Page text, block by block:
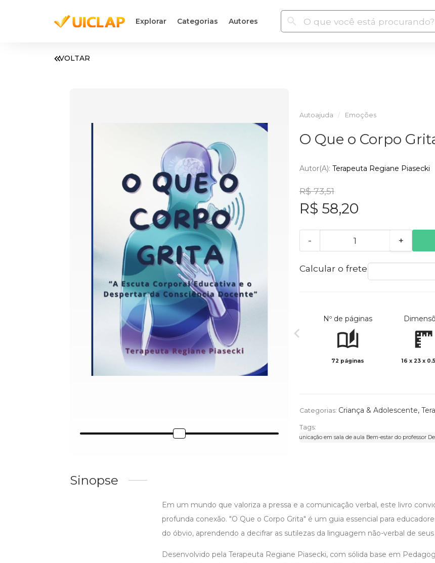
Explorar Categorias Autores
VOLTAR
Autoajuda Emoções
O Que o Corpo
Autor(a): Terapeuta Regiane Piasecki
R$ 73,51
R$ 58,20
- +
Calcular o frete
Nº de páginas
72 páginas 16 x 23 x
Categorias: Criança & Adolescente,
Tags:
Escuta corporal Consciência docente Pedagogia emocional Educação inclusiva Linguagem não verbal Comunicação em sala de aula Bem-estar do
Sinopse
Em um mundo que valoriza a pressa e a comunicação verbal, este livro
profunda conexão. "O Que o Corpo Grita" é um guia essencial para
do óbvio, aprendendo a decifrar as sutilezas da linguagem não-verbal de seus
Desenvolvido pela Terapeuta Regiane Piasecki, com sólida base em